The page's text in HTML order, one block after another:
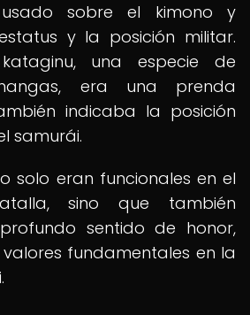
sobre el kimono y
y la posición militar.
una especie de
era una prenda
indicaba la posición
samurái.
solo eran funcionales en el
sino que también
sentido de honor,
fundamentales en la